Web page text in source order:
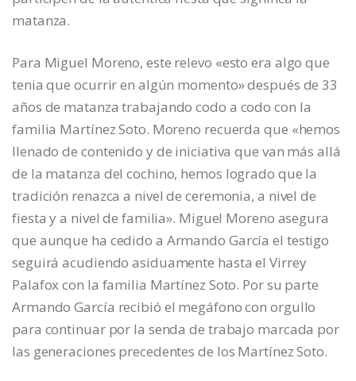
matanza.
Para Miguel Moreno, este relevo «esto era algo que
tenia que ocurrir en algún momento» después de 33
años de matanza trabajando codo a codo con la
familia Martínez Soto. Moreno recuerda que «hemos
llenado de contenido y de iniciativa que van más allá
de la matanza del cochino, hemos logrado que la
tradición renazca a nivel de ceremonia, a nivel de
fiesta y a nivel de familia». Miguel Moreno asegura
que aunque ha cedido a Armando García el testigo
seguirá acudiendo asiduamente hasta el Virrey
Palafox con la familia Martínez Soto. Por su parte
Armando García recibió el megáfono con orgullo
para continuar por la senda de trabajo marcada por
las generaciones precedentes de los Martínez Soto.